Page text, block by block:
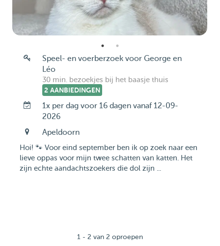
Speel- en voerberzoek voor George en
Léo
30 min. bezoekjes bij het baasje thuis
2 AANBIEDINGEN
1x per dag voor 16 dagen vanaf 12-09-
2026
Apeldoorn
Hoi! 🐾 Voor eind september ben ik op zoek naar een
lieve oppas voor mijn twee schatten van katten. Het
zijn echte aandachtszoekers die dol zijn ...
1 - 2 van 2 oproepen